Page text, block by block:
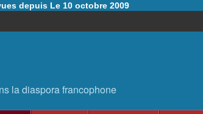
depuis Le 10 octobre 2009